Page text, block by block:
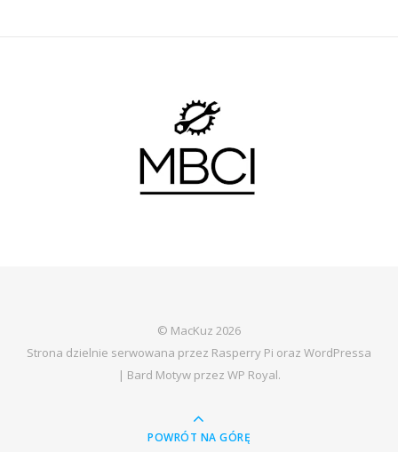
© MacKuz 2026
Strona dzielnie serwowana przez Rasperry Pi oraz WordPressa
| Bard Motyw przez WP Royal.
POWRÓT NA GÓRĘ